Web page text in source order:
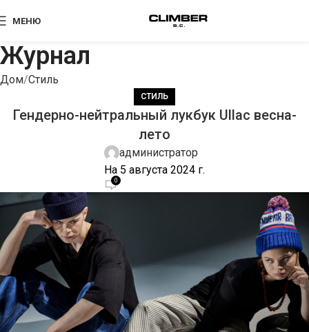
МЕНЮ
Журнал
Дом Стиль
СТИЛЬ
Гендерно-нейтральный лукбук Ullac весна-
лето
администратор
На 5 августа 2024 г.
0